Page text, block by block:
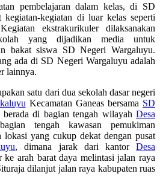
pembelajaran dalam kelas, di SD
kegiatan-kegiatan di luar kelas seperti
ekstrakurikuler dilaksanakan
yang dijadikan media untuk
bakat siswa SD Negeri Wargaluyu.
ada di SD Negeri Wargaluyu adalah
lainnya.
satu dari dua sekolah dasar negeri
Kecamatan Ganeas bersama SD
di bagian tengah wilayah Desa
tengah kawasan pemukiman
lokasi yang cukup dekat dengan pusat
, dimana jarak dari kantorDesa
ke arah barat daya melintasi jalan raya
dilanjut jalan raya kabupaten ruas